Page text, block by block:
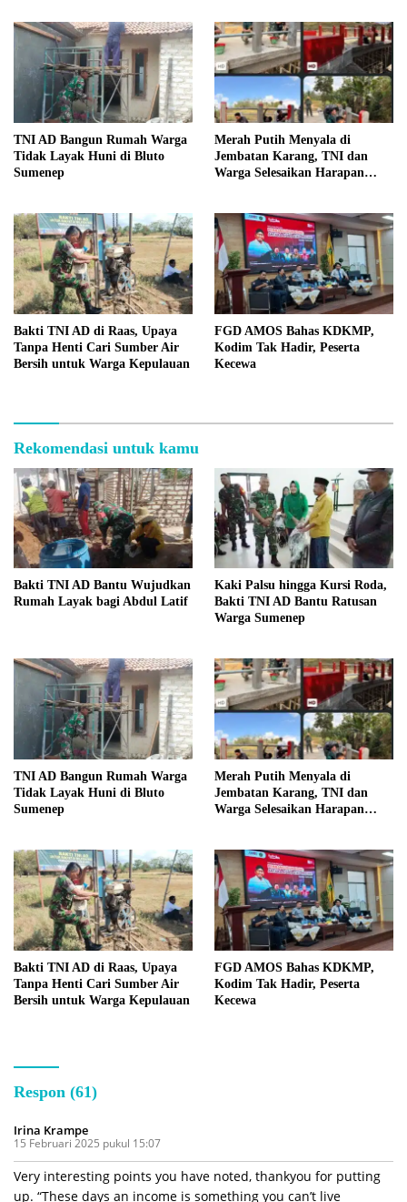
TNI AD Bangun Rumah Warga
Tidak Layak Huni di Bluto
Sumenep
Merah Putih Menyala di
Jembatan Karang, TNI dan
Warga Selesaikan Harapan
Bakti TNI AD di Raas, Upaya
Tanpa Henti Cari Sumber Air
Bersih untuk Warga Kepulauan
FGD AMOS Bahas KDKMP,
Kodim Tak Hadir, Peserta
Kecewa
Rekomendasi untuk kamu
Bakti TNI AD Bantu Wujudkan
Rumah Layak bagi Abdul Latif
Kaki Palsu hingga Kursi Roda,
Bakti TNI AD Bantu Ratusan
Warga Sumenep
TNI AD Bangun Rumah Warga
Tidak Layak Huni di Bluto
Sumenep
Merah Putih Menyala di
Jembatan Karang, TNI dan
Warga Selesaikan Harapan
Bakti TNI AD di Raas, Upaya
Tanpa Henti Cari Sumber Air
Bersih untuk Warga Kepulauan
FGD AMOS Bahas KDKMP,
Kodim Tak Hadir, Peserta
Kecewa
Respon (61)
Irina Krampe
15 Februari 2025 pukul 15:07
Very interesting points you have noted, thankyou for putting
up. “These days an income is something you can’t live